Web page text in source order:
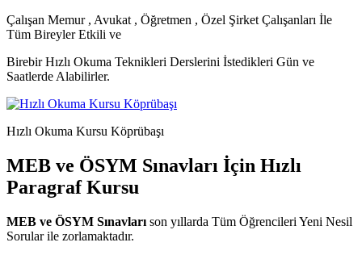
Çalışan Memur , Avukat , Öğretmen , Özel Şirket Çalışanları İle
Tüm Bireyler Etkili ve
Birebir Hızlı Okuma Teknikleri Derslerini İstedikleri Gün ve
Saatlerde Alabilirler.
Hızlı Okuma Kursu Köprübaşı
MEB ve ÖSYM Sınavları İçin Hızlı
Paragraf Kursu
MEB ve ÖSYM Sınavları son yıllarda Tüm Öğrencileri Yeni Nesil
Sorular ile zorlamaktadır.